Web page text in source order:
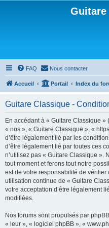
Guitare
FAQ Nous contacter
Accueil Portail Index du
Guitare Classique -
En accédant à « Guitare Classique
« nos », « Guitare Classique », «
d’être légalement lié par les
d’être légalement lié par toutes ces
n’utilisez pas « Guitare Classique ».
tout moment et ferons tout notre
est de votre responsabilité de
utilisation continue de « Guitare
votre acceptation d’être légalement
modifiées.
Nos forums sont propulsés par
« leur », « logiciel phpBB », «